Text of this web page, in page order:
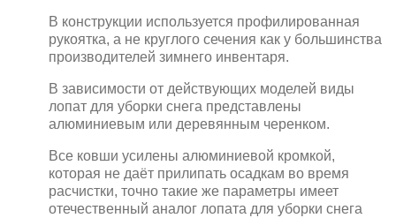
В конструкции используется профилированная
рукоятка, а не круглого сечения как у большинства
производителей зимнего инвентаря.
В зависимости от действующих моделей виды
лопат для уборки снега представлены
алюминиевым или деревянным черенком.
Все ковши усилены алюминиевой кромкой,
которая не даёт прилипать осадкам во время
расчистки, точно такие же параметры имеет
отечественный аналог лопата для уборки снега